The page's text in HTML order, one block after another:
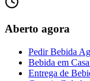
Aberto agora
Pedir Bebida
Bebida em Casa
Entrega de